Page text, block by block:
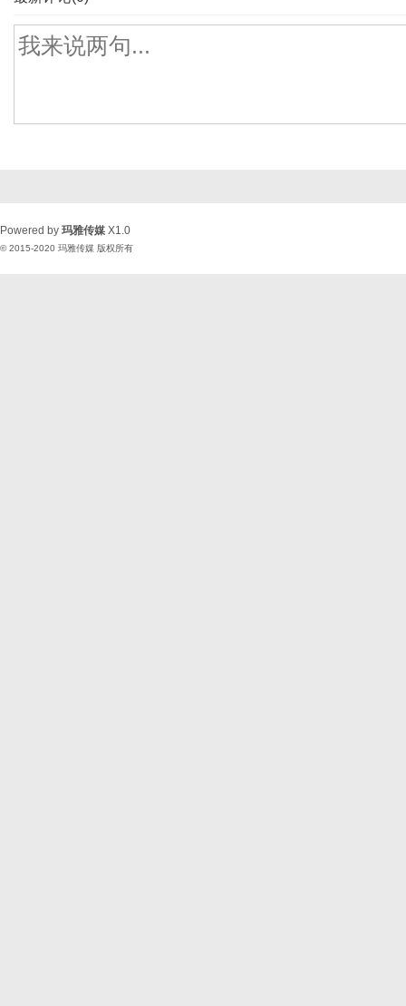
Powered by 玛雅传媒 X1.0
© 2015-2020 玛雅传媒 版权所有